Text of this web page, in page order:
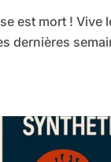
dernières